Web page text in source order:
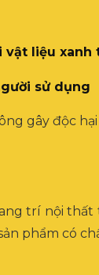
vật liệu
sử dụng
gây độc
trí nội
phẩm có